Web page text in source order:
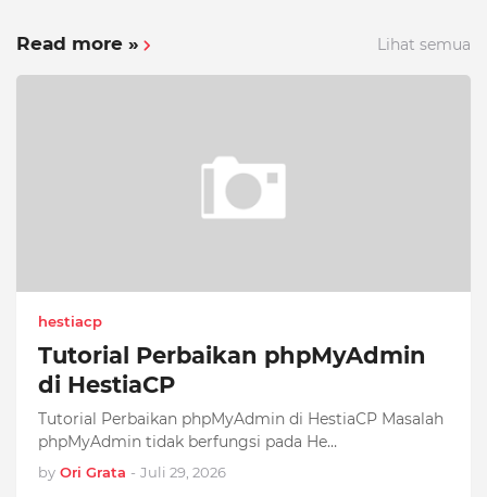
Read more » Lihat semua
hestiacp
Tutorial Perbaikan phpMyAdmin
di HestiaCP
Tutorial Perbaikan phpMyAdmin di HestiaCP Masalah
phpMyAdmin tidak berfungsi pada He…
by Ori Grata - Juli 29, 2026